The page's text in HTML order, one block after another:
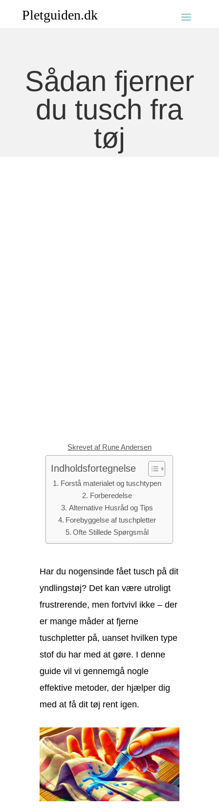
Sådan fjerner
du tusch fra
tøj
Skrevet af Rune Andersen
Indholdsfortegnelse
Forstå materialet og tuschtypen
Forberedelse
Alternative Husråd og Tips
Forebyggelse af tuschpletter
Ofte Stillede Spørgsmål
Har du nogensinde fået tusch på dit
yndlingstøj? Det kan være utroligt
frustrerende, men fortvivl ikke – der
er mange måder at fjerne
tuschpletter på, uanset hvilken type
stof du har med at gøre. I denne
guide vil vi gennemgå nogle
effektive metoder, der hjælper dig
med at få dit tøj rent igen.